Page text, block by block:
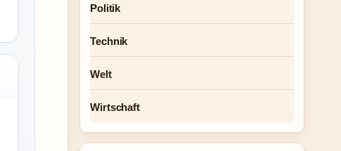
Politik
Technik
Welt
Wirtschaft